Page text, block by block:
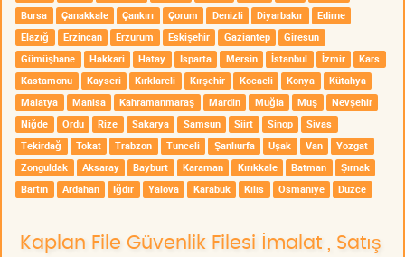
Bursa
Çanakkale Çankırı Çorum Denizli Diyarbakır
Edirne
Elazığ
Erzincan Erzurum Eskişehir Gaziantep
Giresun
Gümüşhane
Hakkari Hatay Isparta Mersin İstanbul İzmir
Kars
Kastamonu
Kayseri Kırklareli Kırşehir Kocaeli Konya
Kütahya
Malatya
Manisa Kahramanmaraş Mardin Muğla Muş
Nevşehir
Niğde
Ordu Rize Sakarya Samsun Siirt Sinop
Sivas
Tekirdağ
Tokat Trabzon Tunceli Şanlıurfa Uşak Van
Yozgat
Zonguldak
Aksaray Bayburt Karaman Kırıkkale Batman
Şırnak
Bartın
Ardahan Iğdır Yalova Karabük Kilis Osmaniye Düzce
Kaplan File Güvenlik Filesi İmalat , Satış